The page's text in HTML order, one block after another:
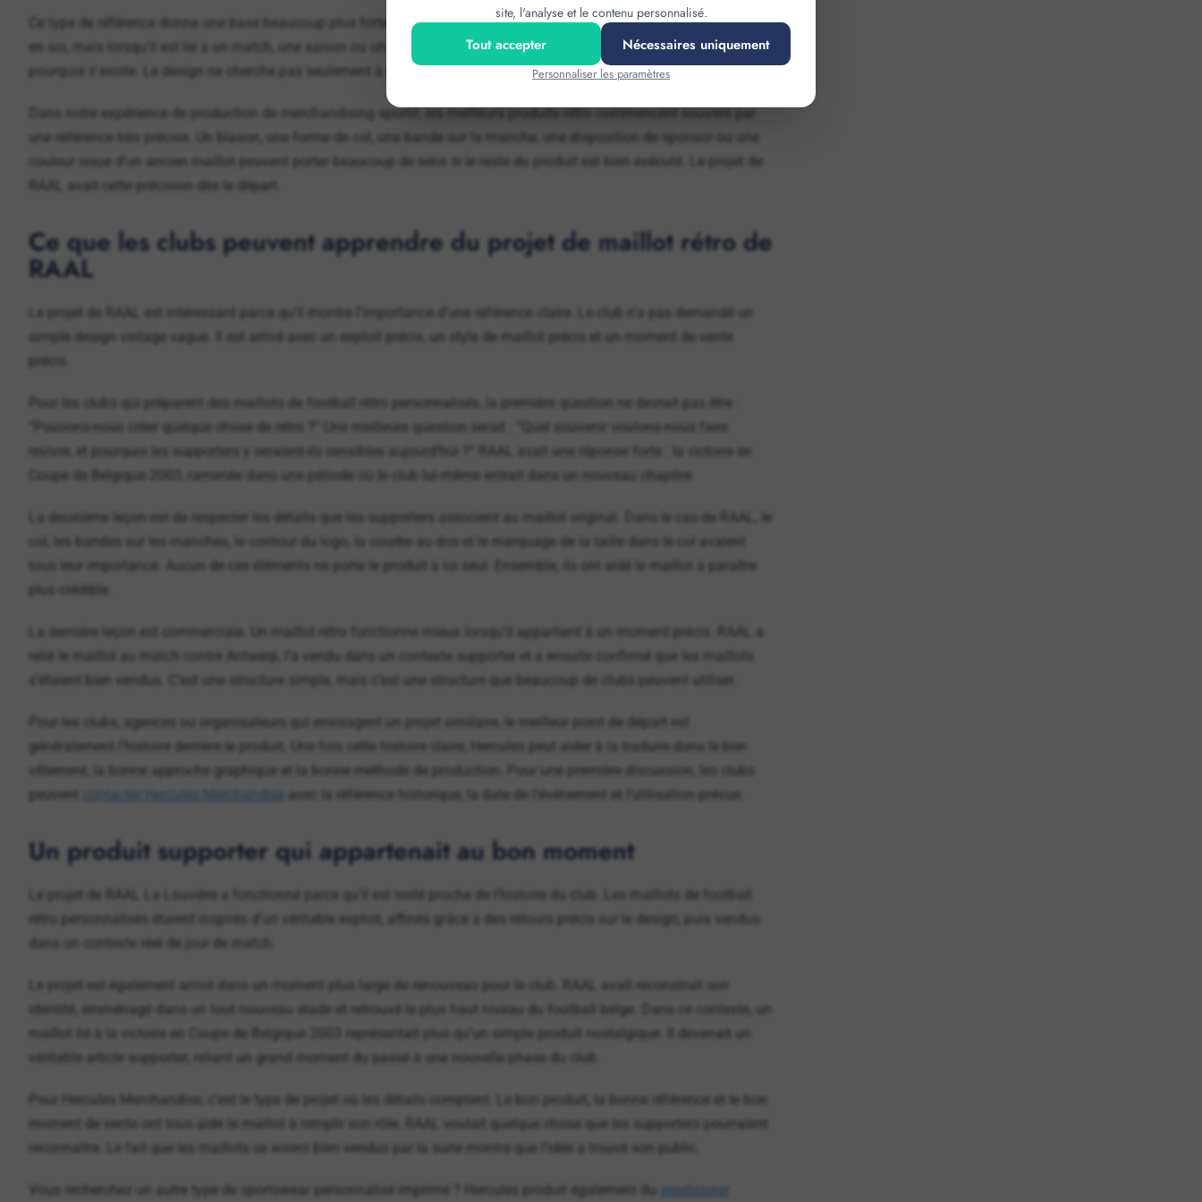
Ce type de référence donne une base beaucoup plus forte à un produit rétro. Un maillot de style vintage peut être beau
en soi, mais lorsqu’il est lié à un match, une saison ou un exploit précis, les supporters comprennent plus facilement
pourquoi il existe. Le design ne cherche pas seulement à paraître ancien. Il renvoie à un moment.
Dans notre expérience de production de merchandising sportif, les meilleurs produits rétro commencent souvent par
une référence très précise. Un blason, une forme de col, une bande sur la manche, une disposition de sponsor ou une
couleur issue d’un ancien maillot peuvent porter beaucoup de sens si le reste du produit est bien exécuté. Le projet de
RAAL avait cette précision dès le départ.
Ce que les clubs peuvent apprendre du projet de maillot rétro de
RAAL
Le projet de RAAL est intéressant parce qu’il montre l’importance d’une référence claire. Le club n’a pas demandé un
simple design vintage vague. Il est arrivé avec un exploit précis, un style de maillot précis et un moment de vente
Pour les clubs qui préparent des maillots de football rétro personnalisés, la première question ne devrait pas être :
“Pouvons-nous créer quelque chose de rétro ?” Une meilleure question serait : “Quel souvenir voulons-nous faire
revivre, et pourquoi les supporters y seraient-ils sensibles aujourd’hui ?” RAAL avait une réponse forte : la victoire en
Coupe de Belgique 2003, ramenée dans une période où le club lui-même entrait dans un nouveau chapitre.
La deuxième leçon est de respecter les détails que les supporters associent au maillot original. Dans le cas de RAAL, le
col, les bandes sur les manches, le contour du logo, la courbe au dos et le marquage de la taille dans le col avaient
tous leur importance. Aucun de ces éléments ne porte le produit à lui seul. Ensemble, ils ont aidé le maillot à paraître
plus crédible.
La dernière leçon est commerciale. Un maillot rétro fonctionne mieux lorsqu’il appartient à un moment précis. RAAL a
relié le maillot au match contre Antwerp, l’a vendu dans un contexte supporter et a ensuite confirmé que les maillots
s’étaient bien vendus. C’est une structure simple, mais c’est une structure que beaucoup de clubs peuvent utiliser.
Pour les clubs, agences ou organisateurs qui envisagent un projet similaire, le meilleur point de départ est
généralement l’histoire derrière le produit. Une fois cette histoire claire, Hercules peut aider à la traduire dans le bon
vêtement, la bonne approche graphique et la bonne méthode de production. Pour une première discussion, les clubs
peuvent
contacter Hercules Merchandise avec la référence historique, la date de l’événement et l’utilisation prévue.
Un produit supporter qui appartenait au bon moment
Le projet de RAAL La Louvière a fonctionné parce qu’il est resté proche de l’histoire du club. Les maillots de football
rétro personnalisés étaient inspirés d’un véritable exploit, affinés grâce à des retours précis sur le design, puis vendus
dans un contexte réel de jour de match.
Le projet est également arrivé dans un moment plus large de renouveau pour le club. RAAL avait reconstruit son
identité, emménagé dans un tout nouveau stade et retrouvé le plus haut niveau du football belge. Dans ce contexte, un
maillot lié à la victoire en Coupe de Belgique 2003 représentait plus qu’un simple produit nostalgique. Il devenait un
véritable article supporter, reliant un grand moment du passé à une nouvelle phase du club.
Pour Hercules Merchandise, c’est le type de projet où les détails comptent. Le bon produit, la bonne référence et le bon
moment de vente ont tous aidé le maillot à remplir son rôle. RAAL voulait quelque chose que les supporters pourraient
reconnaître. Le fait que les maillots se soient bien vendus par la suite montre que l’idée a trouvé son public.
Vous recherchez un autre type de sportswear personnalisé imprimé ? Hercules produit également du sportswear
site, l'analyse et le contenu personnalisé.
Tout accepter Nécessaires uniquement
Personnaliser les paramètres